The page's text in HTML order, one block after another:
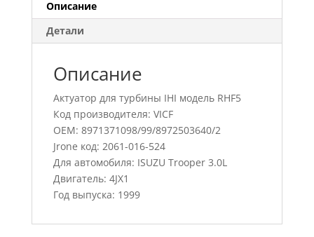
Описание
Детали
Описание
Актуатор для турбины IHI модель RHF5
Код производителя: VICF
OEM: 8971371098/99/8972503640/2
Jrone код: 2061-016-524
Для автомобиля: ISUZU Trooper 3.0L
Двигатель: 4JX1
Год выпуска: 1999